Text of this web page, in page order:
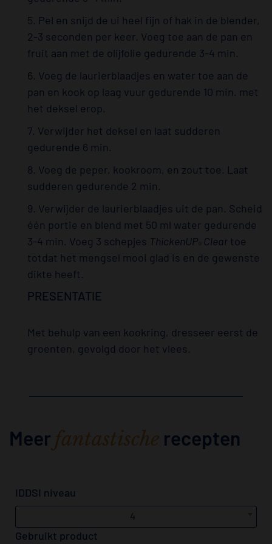
5. Pel en snijd de ui heel fijn of hak in de blender,
2-3 seconden per keer. Voeg toe aan de pan en
fruit aan met de olijfolie gedurende 3-4 min.
6. Voeg de laurierblaadjes en water toe aan de
pan en kook op laag vuur gedurende 10 min. met
het deksel erop.
7. Verwijder het deksel en laat sudderen
gedurende 6 min.
8. Voeg de peper, kookroom, en zout toe. Laat
sudderen gedurende 2 min.
9. Verwijder de laurierblaadjes uit de pan. Scheid
één portie en blend met 50 ml water gedurende
3-4 min. Voeg 3 schepjes ThickenUP Clear toe
totdat het mengsel mooi glad is en de gewenste
dikte heeft.
PRESENTATIE
Met behulp van een kookring, dresseer eerst de
groenten, gevolgd door het vlees.
Meer fantastische recepten
IDDSI niveau
4
Gebruikt product